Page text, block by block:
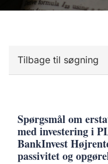
Tilbage til søgning
Spørgsmål om
med investering i
BankInvest
passivitet og